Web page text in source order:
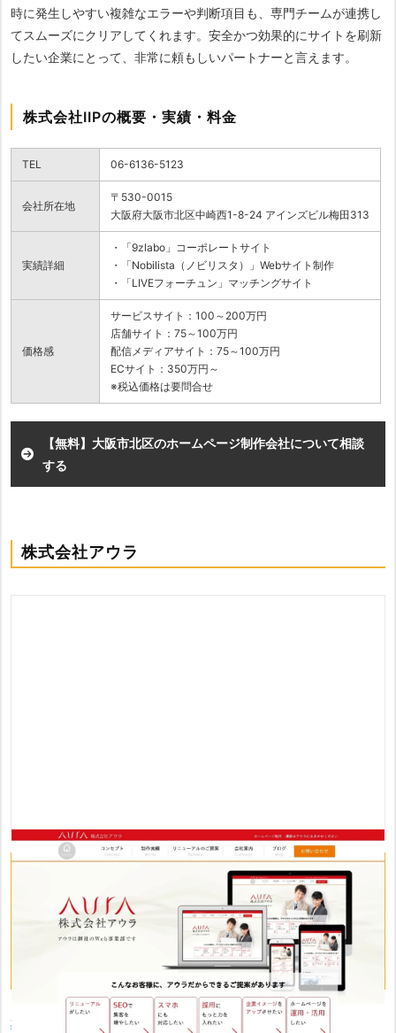
時に発生しやすい複雑なエラーや判断項目も、専門チームが連携し
てスムーズにクリアしてくれます。安全かつ効果的にサイトを刷新
したい企業にとって、非常に頼もしいパートナーと言えます。
株式会社IIPの概要・実績・料金
TEL 06-6136-5123
会社所在地
〒530-0015
大阪府大阪市北区中崎西1-8-24 アインズビル梅田313
実績詳細
・「9zlabo」コーポレートサイト
・「Nobilista（ノビリスタ）」Webサイト制作
・「LIVEフォーチュン」マッチングサイト
価格感
サービスサイト：100～200万円
店舗サイト：75～100万円
配信メディアサイト：75～100万円
ECサイト：350万円～
※税込価格は要問合せ
【無料】大阪市北区のホームページ制作会社について相談
する
株式会社アウラ
・SEO対策を施したホームページを制作
・大阪市を中心とした制作や集客支援実績を提供
・大規模なホームページの制作、運用支援実績もあり
株式会社アウラ
は、SEO対策に精通しているホームページ制作会社